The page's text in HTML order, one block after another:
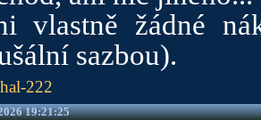
vlastně žádné
sazbou).
222
19:21:25